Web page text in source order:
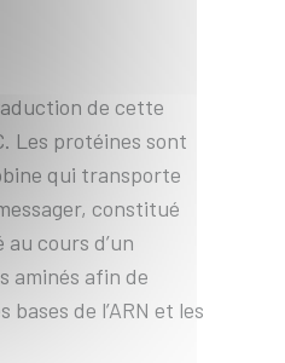
de cette
Les protéines sont
qui transporte
constitué
cours d’un
aminés afin de
de l’ARN et les